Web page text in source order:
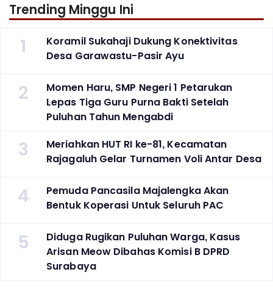
Trending Minggu Ini
1
Koramil Sukahaji Dukung Konektivitas
Desa Garawastu-Pasir Ayu
2
Momen Haru, SMP Negeri 1 Petarukan
Lepas Tiga Guru Purna Bakti Setelah
Puluhan Tahun Mengabdi
3
Meriahkan HUT RI ke-81, Kecamatan
Rajagaluh Gelar Turnamen Voli Antar Desa
4
Pemuda Pancasila Majalengka Akan
Bentuk Koperasi Untuk Seluruh PAC
5
Diduga Rugikan Puluhan Warga, Kasus
Arisan Meow Dibahas Komisi B DPRD
Surabaya ‎